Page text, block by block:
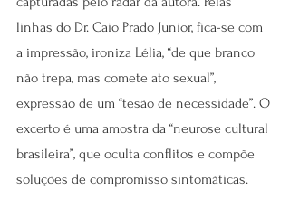
linhas do Dr. Caio Prado Junior, fica-se com
a impressão, ironiza Lélia, “de que branco
não trepa, mas comete ato sexual”,
expressão de um “tesão de necessidade”. O
excerto é uma amostra da “neurose cultural
brasileira”, que oculta conflitos e compõe
soluções de compromisso sintomáticas.